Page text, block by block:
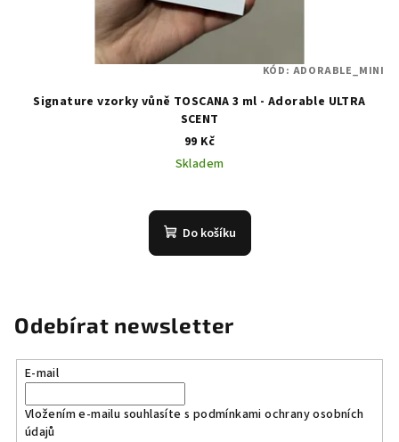
Signature vzorky vůně TOSCANA 3 ml - Adorable ULTRA
SCENT
99 Kč
Skladem
Do košíku
KÓD: ADORABLE_MINI
Odebírat newsletter
E-mail
Vložením e-mailu souhlasíte s podmínkami ochrany osobních
údajů